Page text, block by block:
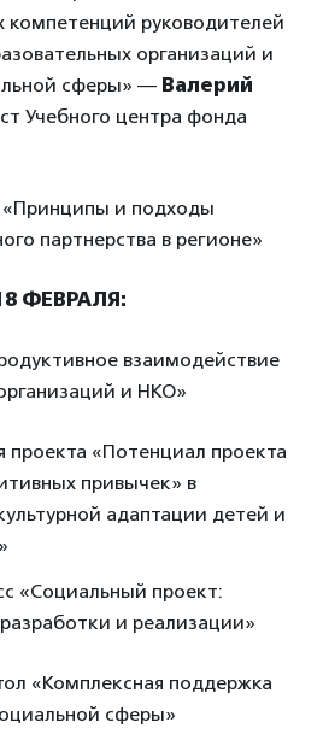
компетенций руководителей
организаций и
сферы» — Валерий
Учебного центра фонда
«Принципы и подходы
партнерства в регионе»
ФЕВРАЛЯ:
взаимодействие
и НКО»
проекта «Потенциал проекта
привычек» в
адаптации детей и
«Социальный проект:
и реализации»
«Комплексная поддержка
сферы»